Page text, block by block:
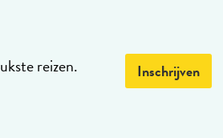
reizen. Inschrijven